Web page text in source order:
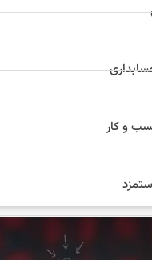
و کار